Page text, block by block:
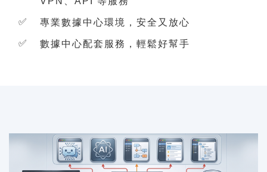
✅ 專業數據中心環境，安全又放心
✅ 數據中心配套服務，輕鬆好幫手